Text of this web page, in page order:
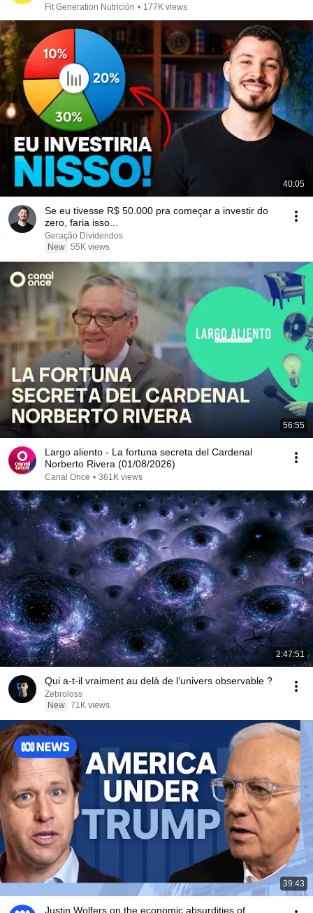
Fit Generation Nutrición • 177K views
40:05
Se eu tivesse R$ 50.000 pra começar a investir do
zero, faria isso...
Geração Dividendos
New 55K views
56:55
Largo aliento - La fortuna secreta del Cardenal
Norberto Rivera (01/08/2026)
Canal Once • 361K views
2:47:51
Qui a-t-il vraiment au delà de l’univers observable ?
Zebroloss
New 71K views
39:43
Justin Wolfers on the economic absurdities of